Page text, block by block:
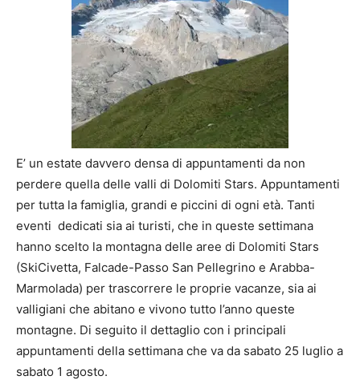
E’ un estate davvero densa di appuntamenti da non
perdere quella delle valli di Dolomiti Stars. Appuntamenti
per tutta la famiglia, grandi e piccini di ogni età. Tanti
eventi dedicati sia ai turisti, che in queste settimana
hanno scelto la montagna delle aree di Dolomiti Stars
(SkiCivetta, Falcade-Passo San Pellegrino e Arabba-
Marmolada) per trascorrere le proprie vacanze, sia ai
valligiani che abitano e vivono tutto l’anno queste
montagne. Di seguito il dettaglio con i principali
appuntamenti della settimana che va da sabato 25 luglio a
sabato 1 agosto.